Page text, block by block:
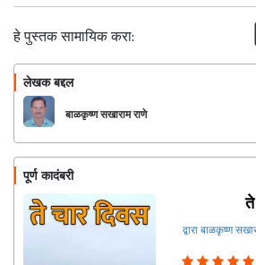
हे पुस्तक सामायिक करा:
लेखक बद्दल
बाळकृष्ण सखाराम राणे
पूर्ण कादंबरी
द्वारा बाळकृष्ण